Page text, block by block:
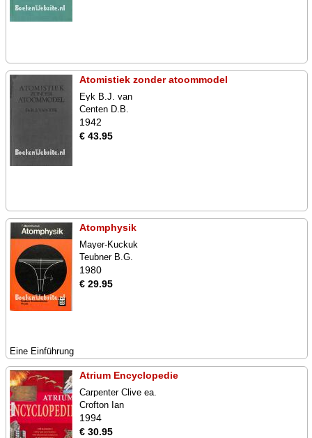
Atomistiek zonder atoommodel
Eyk B.J. van
Centen D.B.
1942
€ 43.95
Atomphysik
Mayer-Kuckuk
Teubner B.G.
1980
€ 29.95
Eine Einführung
Atrium Encyclopedie
Carpenter Clive ea.
Crofton Ian
1994
€ 30.95